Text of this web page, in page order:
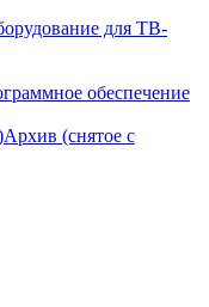
для ТВ-
обеспечение
Архив (снятое с